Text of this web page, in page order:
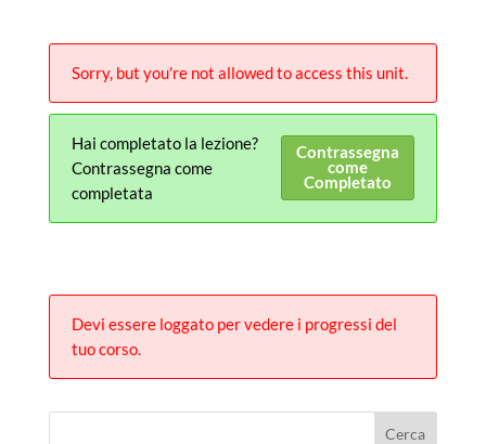
Sorry, but you're not allowed to access this unit.
Hai completato la lezione?
Contrassegna come
completata
Contrassegna
come
Completato
Devi essere loggato per vedere i progressi del
tuo corso.